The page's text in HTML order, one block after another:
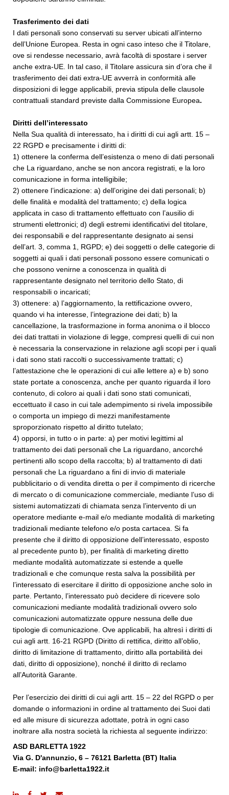
Trasferimento dei dati
I dati personali sono conservati su server ubicati all’interno
dell’Unione Europea. Resta in ogni caso inteso che il Titolare,
ove si rendesse necessario, avrà facoltà di spostare i server
anche extra-UE. In tal caso, il Titolare assicura sin d’ora che il
trasferimento dei dati extra-UE avverrà in conformità alle
disposizioni di legge applicabili, previa stipula delle clausole
contrattuali standard previste dalla Commissione Europea.
Diritti dell’interessato
Nella Sua qualità di interessato, ha i diritti di cui agli artt. 15 –
22 RGPD e precisamente i diritti di:
1) ottenere la conferma dell’esistenza o meno di dati personali
che La riguardano, anche se non ancora registrati, e la loro
comunicazione in forma intelligibile;
2) ottenere l’indicazione: a) dell’origine dei dati personali; b)
delle finalità e modalità del trattamento; c) della logica
applicata in caso di trattamento effettuato con l’ausilio di
strumenti elettronici; d) degli estremi identificativi del titolare,
dei responsabili e del rappresentante designato ai sensi
dell’art. 3, comma 1, RGPD; e) dei soggetti o delle categorie di
soggetti ai quali i dati personali possono essere comunicati o
che possono venirne a conoscenza in qualità di
rappresentante designato nel territorio dello Stato, di
responsabili o incaricati;
3) ottenere: a) l’aggiornamento, la rettificazione ovvero,
quando vi ha interesse, l’integrazione dei dati; b) la
cancellazione, la trasformazione in forma anonima o il blocco
dei dati trattati in violazione di legge, compresi quelli di cui non
è necessaria la conservazione in relazione agli scopi per i quali
i dati sono stati raccolti o successivamente trattati; c)
l’attestazione che le operazioni di cui alle lettere a) e b) sono
state portate a conoscenza, anche per quanto riguarda il loro
contenuto, di coloro ai quali i dati sono stati comunicati,
eccettuato il caso in cui tale adempimento si rivela impossibile
o comporta un impiego di mezzi manifestamente
sproporzionato rispetto al diritto tutelato;
4) opporsi, in tutto o in parte: a) per motivi legittimi al
trattamento dei dati personali che La riguardano, ancorché
pertinenti allo scopo della raccolta; b) al trattamento di dati
personali che La riguardano a fini di invio di materiale
pubblicitario o di vendita diretta o per il compimento di ricerche
di mercato o di comunicazione commerciale, mediante l’uso di
sistemi automatizzati di chiamata senza l’intervento di un
operatore mediante e-mail e/o mediante modalità di marketing
tradizionali mediante telefono e/o posta cartacea. Si fa
presente che il diritto di opposizione dell’interessato, esposto
al precedente punto b), per finalità di marketing diretto
mediante modalità automatizzate si estende a quelle
tradizionali e che comunque resta salva la possibilità per
l’interessato di esercitare il diritto di opposizione anche solo in
parte. Pertanto, l’interessato può decidere di ricevere solo
comunicazioni mediante modalità tradizionali ovvero solo
comunicazioni automatizzate oppure nessuna delle due
tipologie di comunicazione. Ove applicabili, ha altresì i diritti di
cui agli artt. 16-21 RGPD (Diritto di rettifica, diritto all’oblio,
diritto di limitazione di trattamento, diritto alla portabilità dei
dati, diritto di opposizione), nonché il diritto di reclamo
all’Autorità Garante.
Per l’esercizio dei diritti di cui agli artt. 15 – 22 del RGPD o per
domande o informazioni in ordine al trattamento dei Suoi dati
ed alle misure di sicurezza adottate, potrà in ogni caso
inoltrare alla nostra società la richiesta al seguente indirizzo:
ASD BARLETTA 1922
Via G. D'annunzio, 6 – 76121 Barletta (BT) Italia
E-mail: info@barletta1922.it